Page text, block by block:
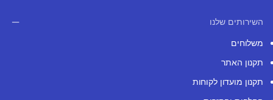
השירותים שלנו
משלוחים
תקנון האתר
תקנון מועדון לקוחות